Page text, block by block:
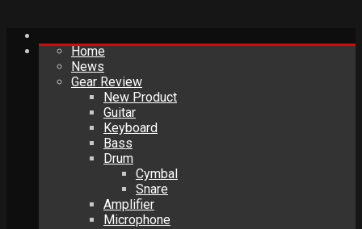
Home
News
Gear Review
New Product
Guitar
Keyboard
Bass
Drum
Cymbal
Snare
Amplifier
Microphone